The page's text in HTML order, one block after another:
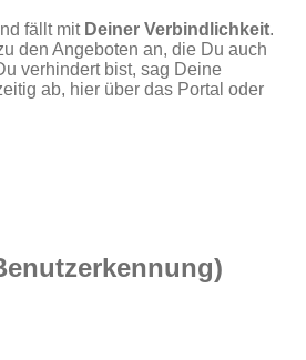
fällt mit Deiner Verbindlichkeit.
den Angeboten an, die Du auch
verhindert bist, sag Deine
ab, hier über das Portal oder